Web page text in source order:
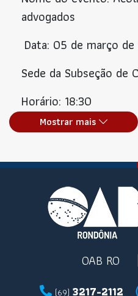
advogados
Data: 05 de março
Sede da Subseção de
Horário: 18:30
Mostrar mais
OAB RO
(69) 3217-2112